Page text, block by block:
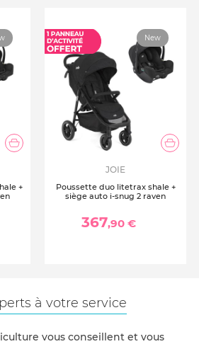
+
New
JOIE
Poussette duo litetrax shale +
siège auto i-snug 2 raven
367,90 €
à votre service
vous conseillent et vous